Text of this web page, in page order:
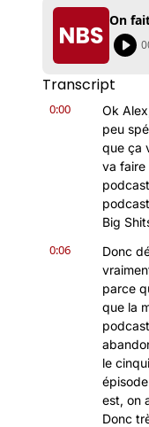
Transcript
0:00
Ok
peu
que ça
va faire
Big
0:06
Donc
parce
que la
le
est, on
Donc